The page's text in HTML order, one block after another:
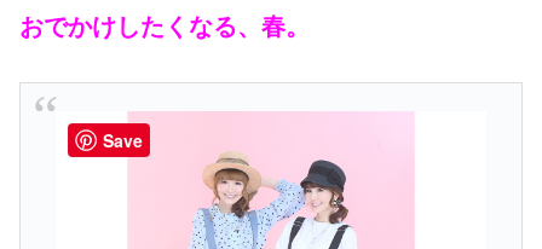
おでかけしたくなる、春。
Save